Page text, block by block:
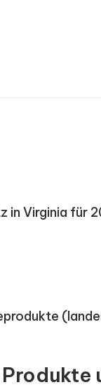
in Virginia für